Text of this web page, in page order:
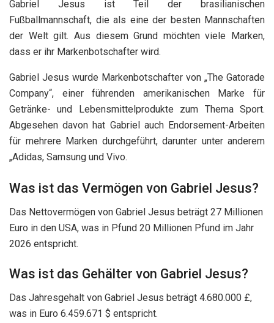
Gabriel Jesus ist Teil der brasilianischen
Fußballmannschaft, die als eine der besten Mannschaften
der Welt gilt. Aus diesem Grund möchten viele Marken,
dass er ihr Markenbotschafter wird.
Gabriel Jesus wurde Markenbotschafter von „The Gatorade
Company“, einer führenden amerikanischen Marke für
Getränke- und Lebensmittelprodukte zum Thema Sport.
Abgesehen davon hat Gabriel auch Endorsement-Arbeiten
für mehrere Marken durchgeführt, darunter unter anderem
„Adidas, Samsung und Vivo.
Was ist das Vermögen von Gabriel Jesus?
Das Nettovermögen von Gabriel Jesus beträgt 27 Millionen
Euro in den USA, was in Pfund 20 Millionen Pfund im Jahr
2026 entspricht.
Was ist das Gehälter von Gabriel Jesus?
Das Jahresgehalt von Gabriel Jesus beträgt 4.680.000 £,
was in Euro 6.459.671 $ entspricht.